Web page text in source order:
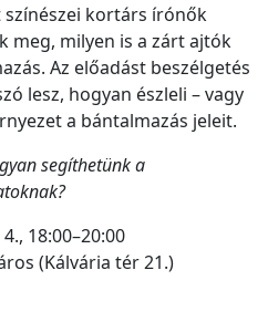
színészei kortárs írónők
meg, milyen is a zárt ajtók
Az előadást beszélgetés
lesz, hogyan észleli – vagy
a bántalmazás jeleit.
segíthetünk a
18:00–20:00
(Kálvária tér 21.)